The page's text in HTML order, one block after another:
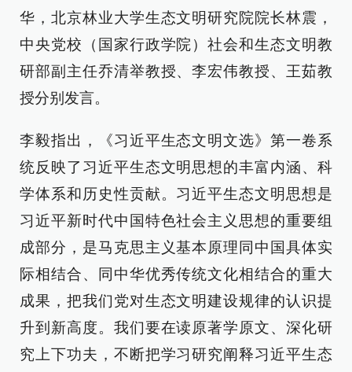
华，北京林业大学生态文明研究院院长林震，
中央党校（国家行政学院）社会和生态文明教
研部副主任乔清举教授、李宏伟教授、王茹教
授分别发言。
李毅指出，《习近平生态文明文选》第一卷系
统反映了习近平生态文明思想的丰富内涵、科
学体系和历史性贡献。习近平生态文明思想是
习近平新时代中国特色社会主义思想的重要组
成部分，是马克思主义基本原理同中国具体实
际相结合、同中华优秀传统文化相结合的重大
成果，把我们党对生态文明建设规律的认识提
升到新高度。我们要在读原著学原文、深化研
究上下功夫，不断把学习研究阐释习近平生态